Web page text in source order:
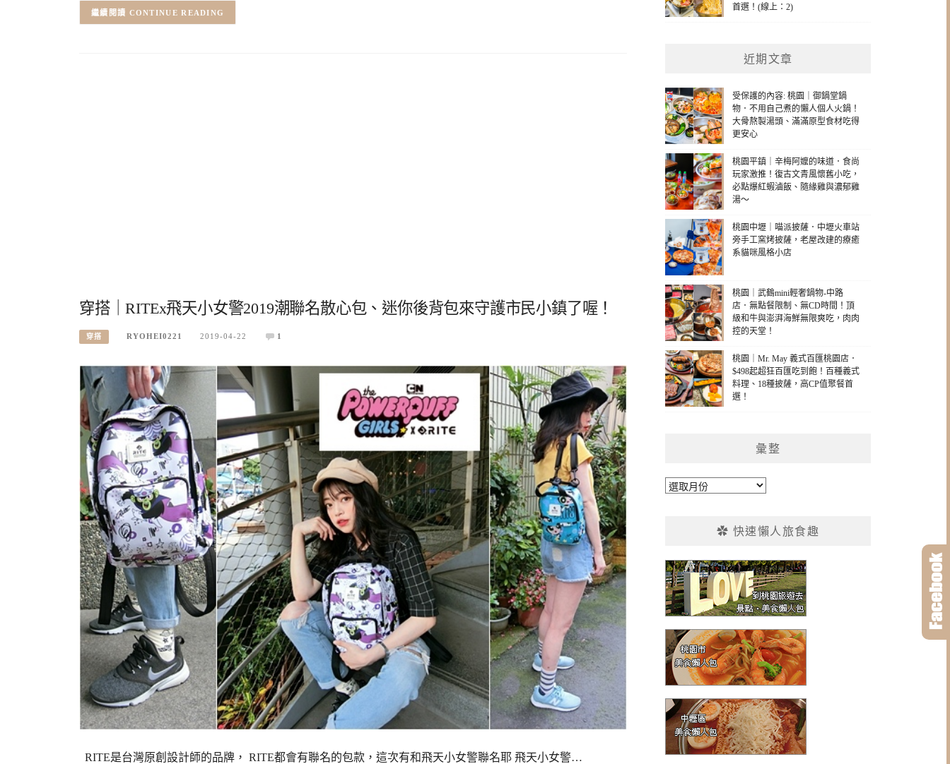
CONTINUE READING
穿搭｜RITEx飛天小女警2019潮聯名散心包、迷你後背包來守護市民小鎮了喔！
穿搭 RYOHEI0221 2019-04-22 1
RITE是台灣原創設計師的品牌， RITE都會有聯名的包款，這次有和飛天小女警聯名耶 飛天小女警…
首選！(線上：2)
近期文章
受保護的內容: 桃園｜御鍋堂鍋
物．不用自己煮的懶人個人火鍋！
大骨熬製湯頭、滿滿原型食材吃得
更安心
桃園平鎮｜辛梅阿嬤的味道．食尚
玩家激推！復古文青風懷舊小吃，
必點爆紅蝦滷飯、隨緣雞與濃郁雞
湯～
桃園中壢｜喵派披薩．中壢火車站
旁手工窯烤披薩，老屋改建的療癒
系貓咪風格小店
桃園｜武鶴mini輕奢鍋物-中路
店．無點餐限制、無CD時間！頂
級和牛與澎湃海鮮無限爽吃，肉肉
控的天堂！
桃園｜Mr. May 義式百匯桃園店．
$498起超狂百匯吃到飽！百種義式
料理、18種披薩，高CP值聚餐首
選！
彙整
彙
✿ 快速懶人旅食趣